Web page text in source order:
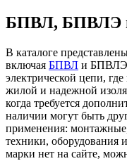
БПВЛ, БПВЛЭ
В каталоге
включая БПВЛ и
электрической цепи,
жилой и надежной
когда требуется
наличии могут быть
применения:
техники, оборудования
марки нет на сайте,